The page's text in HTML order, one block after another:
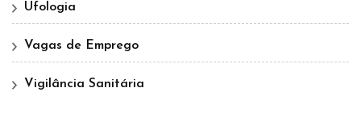
Ufologia
Vagas de Emprego
Vigilância Sanitária